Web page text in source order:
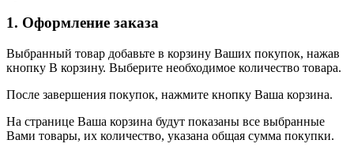
1. Оформление заказа
Выбранный товар добавьте в корзину Ваших покупок, нажав
кнопку В корзину. Выберите необходимое количество товара.
После завершения покупок, нажмите кнопку Ваша корзина.
На странице Ваша корзина будут показаны все выбранные
Вами товары, их количество, указана общая сумма покупки.